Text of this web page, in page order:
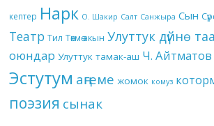
кептер Нарк О. Шакир Салт Санжыра Сын
Театр Тил Төкмө акын Улуттук дүйнө
оюндар Улуттук тамак-аш Ч. Айтматов
Эстутум аңгеме жомок комуз
поэзия сынак